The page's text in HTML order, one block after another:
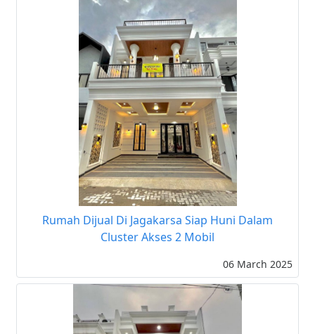
Rumah Dijual Di Jagakarsa Siap Huni Dalam
Cluster Akses 2 Mobil
06 March 2025